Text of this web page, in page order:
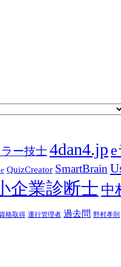
ー技士4dan4.jp
QuizCreator SmartBrain
企業診断士 中
資格取得 運行管理者 過去問 野村孝則